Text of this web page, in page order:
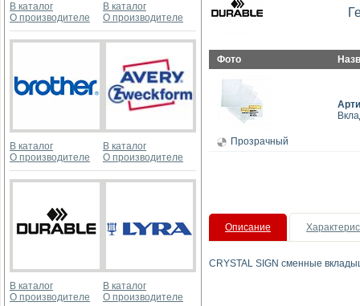
В каталог
О производителе
В каталог
О производителе
В каталог
О производителе
В каталог
О производителе
В каталог
О производителе
В каталог
О производителе
Фото
Прозрачный
Описание
CRYSTAL SIGN сменные